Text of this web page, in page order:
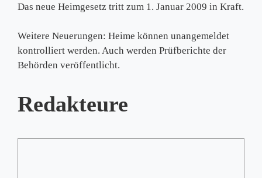
Das neue Heimgesetz tritt zum 1. Januar 2009 in Kraft.
Weitere Neuerungen: Heime können unangemeldet
kontrolliert werden. Auch werden Prüfberichte der
Behörden veröffentlicht.
Redakteure